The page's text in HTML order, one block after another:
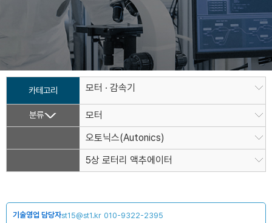
카테고리 모터 · 감속기
분류
모터
오토닉스(Autonics)
5상 로터리 액추에이터
기술영업 담당자st15@st1.kr 010-9322-2395